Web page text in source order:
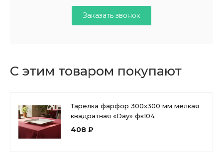
Заказать звонок
С этим товаром покупают
Тарелка фарфор 300x300 мм мелкая
квадратная «Day» фк104
408 ₽